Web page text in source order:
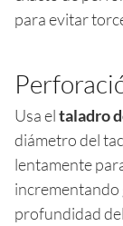
para evitar
Usa eltaladro
diámetro del
lentamente
incrementando
profundidad